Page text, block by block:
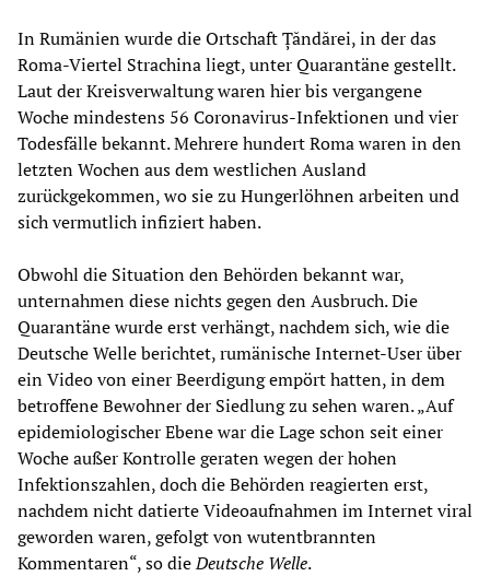
In Rumänien wurde die Ortschaft Țăndărei, in der das
Roma-Viertel Strachina liegt, unter Quarantäne gestellt.
Laut der Kreisverwaltung waren hier bis vergangene
Woche mindestens 56 Coronavirus-Infektionen und vier
Todesfälle bekannt. Mehrere hundert Roma waren in den
letzten Wochen aus dem westlichen Ausland
zurückgekommen, wo sie zu Hungerlöhnen arbeiten und
sich vermutlich infiziert haben.
Obwohl die Situation den Behörden bekannt war,
unternahmen diese nichts gegen den Ausbruch. Die
Quarantäne wurde erst verhängt, nachdem sich, wie die
Deutsche Welle berichtet, rumänische Internet-User über
ein Video von einer Beerdigung empört hatten, in dem
betroffene Bewohner der Siedlung zu sehen waren. „Auf
epidemiologischer Ebene war die Lage schon seit einer
Woche außer Kontrolle geraten wegen der hohen
Infektionszahlen, doch die Behörden reagierten erst,
nachdem nicht datierte Videoaufnahmen im Internet viral
geworden waren, gefolgt von wutentbrannten
Kommentaren“, so dieDeutsche Welle.